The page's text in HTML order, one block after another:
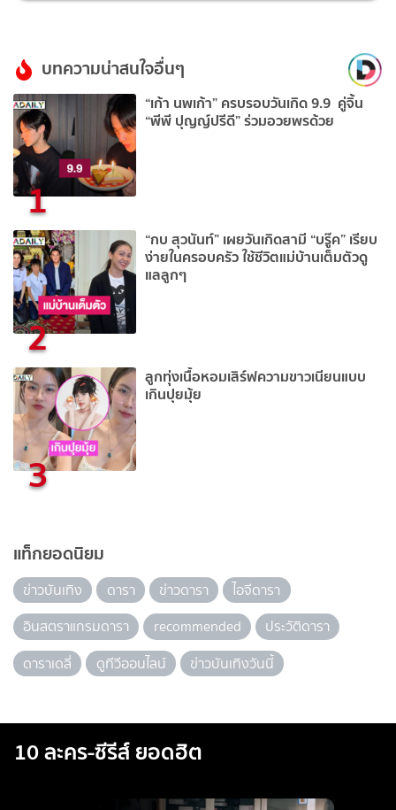
บทความน่าสนใจอื่นๆ
1
“เก้า นพเก้า” ครบรอบวันเกิด 9.9 คู่จิ้น
“พีพี ปุญญ์ปรีดี” ร่วมอวยพรด้วย
2
“กบ สุวนันท์” เผยวันเกิดสามี “บรู๊ค” เรียบ
ง่ายในครอบครัว ใช้ชีวิตแม่บ้านเต็มตัวดู
แลลูกๆ
3
ลูกทุ่งเนื้อหอมเสิร์ฟความขาวเนียนแบบ
เกินปุยมุ้ย
แท็กยอดนิยม
ข่าวบันเทิง ดารา ข่าวดารา
ไอจีดารา
อินสตราแกรมดารา
recommended
ประวัติดารา
ดาราเดลี่
ดูทีวีออนไลน์ ข่าวบันเทิงวันนี้
10 ละคร-ซีรีส์ ยอดฮิต